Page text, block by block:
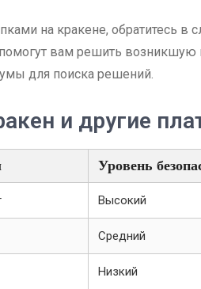
на кракене, обратитесь в
вам решить возникшую
для поиска решений.
и другие
Уровень
Высокий
Средний
Низкий